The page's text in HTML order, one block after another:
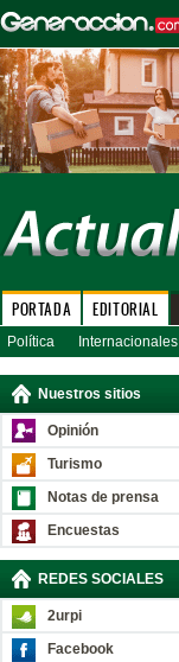
PORTADA EDITORIAL
Política Internacionales
Nuestros sitios
Opinión
Turismo
Notas de prensa
Encuestas
REDES SOCIALES
2urpi
Facebook